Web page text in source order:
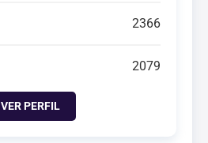
2366
2079
VER PERFIL